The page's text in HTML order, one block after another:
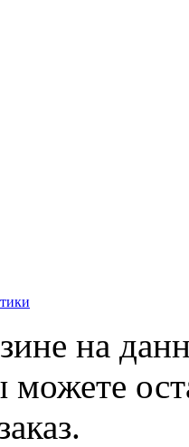
на